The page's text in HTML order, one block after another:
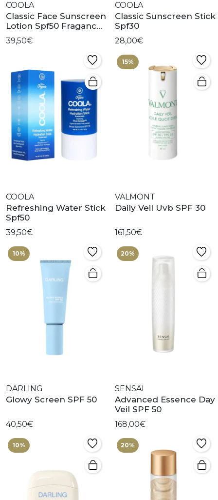
COOLA
Classic Face Sunscreen
Lotion Spf50 Fragance
Free
39,50€
COOLA
Classic Sunscreen Stick
Spf30
28,00€
COOLA
Refreshing Water Stick
Spf50
39,50€
15%
VALMONT
Daily Veil Uvb SPF 30
161,50€
10%
DARLING
Glowy Screen SPF 50
40,50€
20%
SENSAI
Advanced Essence Day
Veil SPF 50
168,00€
10% 20%